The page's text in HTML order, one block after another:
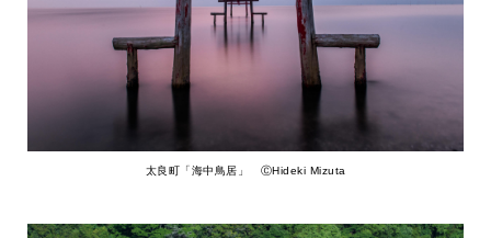
太良町「海中鳥居」 ⒸHideki Mizuta